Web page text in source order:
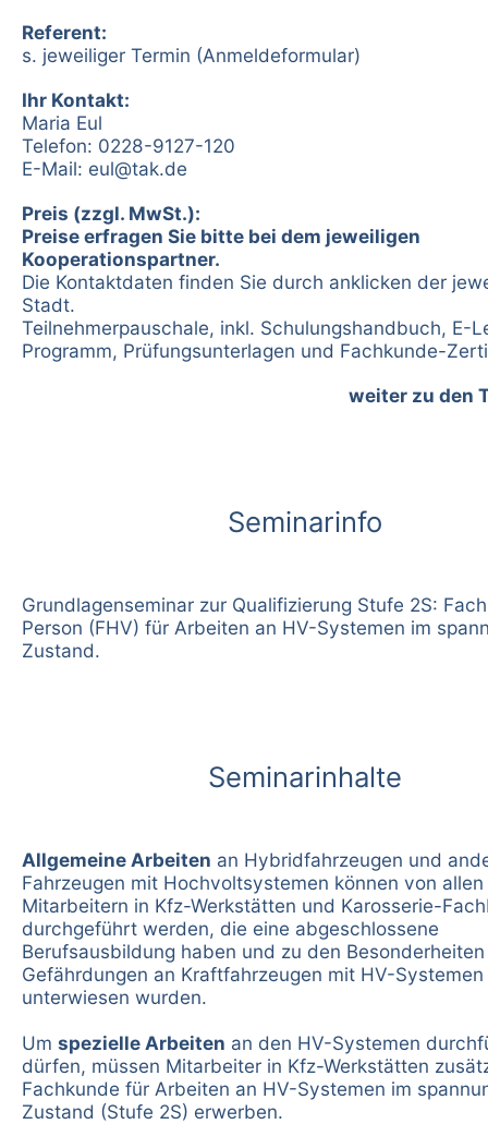
Referent:
s. jeweiliger Termin (Anmeldeformular)
Ihr Kontakt:
Maria Eul
Telefon: 0228-9127-120
E-Mail: eul@tak.de
Preis (zzgl. MwSt.):
Preise erfragen Sie bitte bei dem jeweiligen
Kooperationspartner.
Die Kontaktdaten finden Sie durch anklicken der
Stadt.
Teilnehmerpauschale, inkl. Schulungshandbuch, E-
Programm, Prüfungsunterlagen und Fachkunde-
weiter zu den
Seminarinfo
Grundlagenseminar zur Qualifizierung Stufe 2S:
Person (FHV) für Arbeiten an HV-Systemen im
Zustand.
Seminarinhalte
Allgemeine Arbeiten an Hybridfahrzeugen und
Fahrzeugen mit Hochvoltsystemen können von allen
Mitarbeitern in Kfz-Werkstätten und Karosserie-
durchgeführt werden, die eine abgeschlossene
Berufsausbildung haben und zu den
Gefährdungen an Kraftfahrzeugen mit HV-Systemen
unterwiesen wurden.
Um spezielle Arbeiten an den HV-Systemen
dürfen, müssen Mitarbeiter in Kfz-Werkstätten
Fachkunde für Arbeiten an HV-Systemen im
Zustand (Stufe 2S) erwerben.